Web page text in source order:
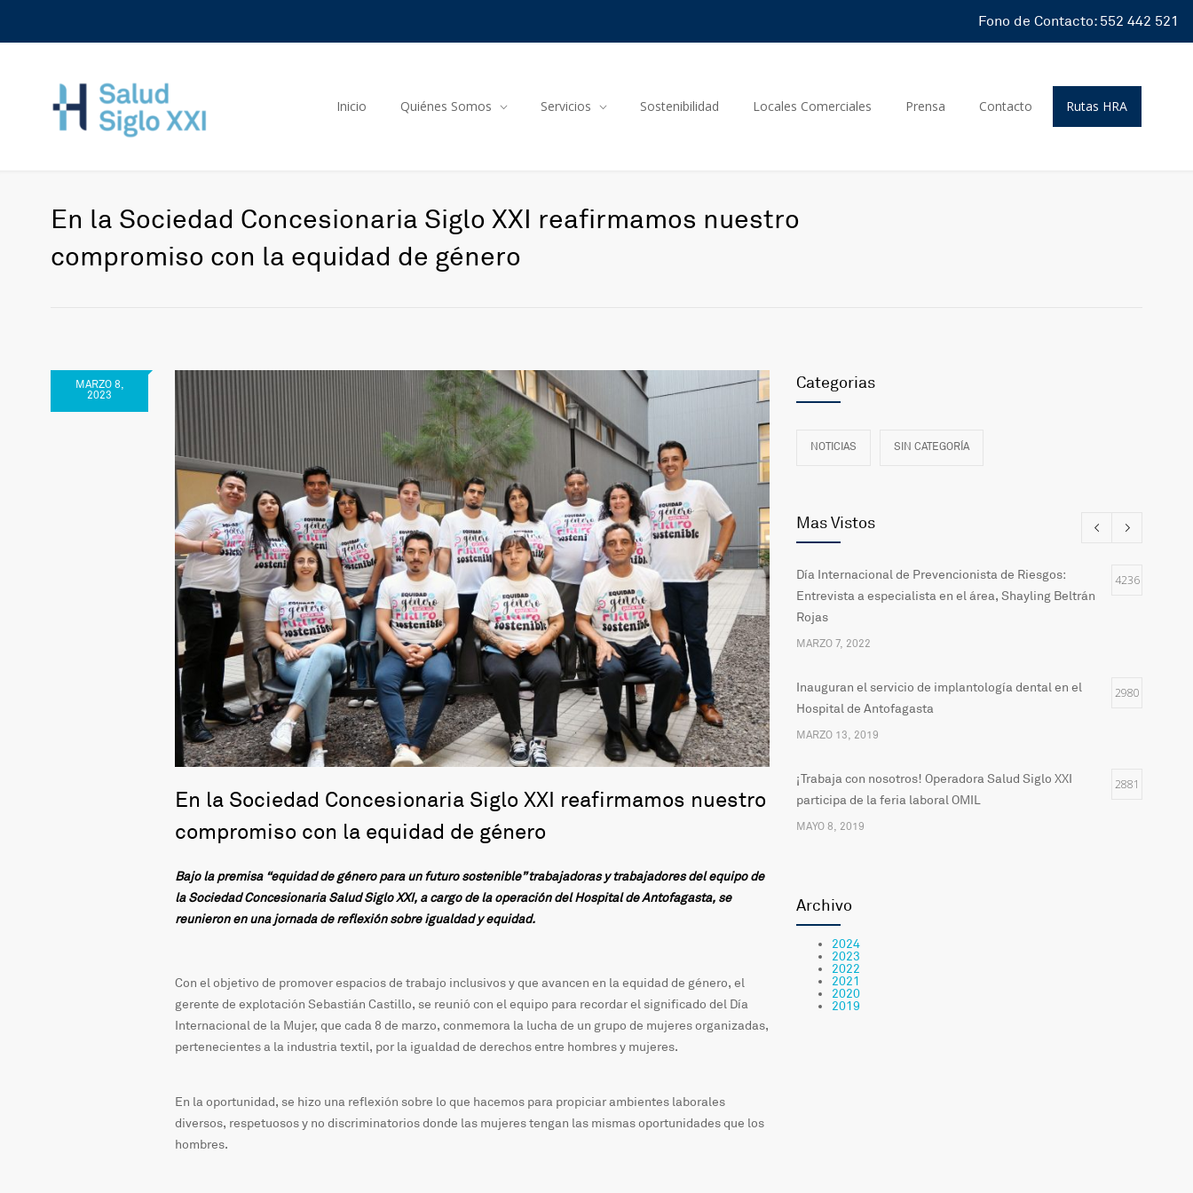
Fono de Contacto: 552 442 521
Inicio Quiénes Somos Servicios Sostenibilidad Locales Comerciales Prensa Contacto Rutas HRA
En la Sociedad Concesionaria Siglo XXI reafirmamos nuestro
compromiso con la equidad de género
MARZO 8,
2023
En la Sociedad Concesionaria Siglo XXI reafirmamos nuestro
compromiso con la equidad de género
Bajo la premisa “equidad de género para un futuro sostenible” trabajadoras y trabajadores del equipo de
la Sociedad Concesionaria Salud Siglo XXI, a cargo de la operación del Hospital de Antofagasta, se
reunieron en una jornada de reflexión sobre igualdad y equidad.
Con el objetivo de promover espacios de trabajo inclusivos y que avancen en la equidad de género, el
gerente de explotación Sebastián Castillo, se reunió con el equipo para recordar el significado del Día
Internacional de la Mujer, que cada 8 de marzo, conmemora la lucha de un grupo de mujeres organizadas,
pertenecientes a la industria textil, por la igualdad de derechos entre hombres y mujeres.
En la oportunidad, se hizo una reflexión sobre lo que hacemos para propiciar ambientes laborales
diversos, respetuosos y no discriminatorios donde las mujeres tengan las mismas oportunidades que los
hombres.
Categorias
NOTICIAS SIN CATEGORÍA
Mas Vistos
Día Internacional de Prevencionista de Riesgos:
Entrevista a especialista en el área, Shayling Beltrán
Rojas
4236
MARZO 7, 2022
Inauguran el servicio de implantología dental en el
Hospital de Antofagasta
2980
MARZO 13, 2019
¡Trabaja con nosotros! Operadora Salud Siglo XXI
participa de la feria laboral OMIL
2881
MAYO 8, 2019
Comienzan las clases en la «escuelita» del Hospital de
Antofagasta
MARZO 6, 2019
Archivo
2024
2023
2022
2021
2020
2019